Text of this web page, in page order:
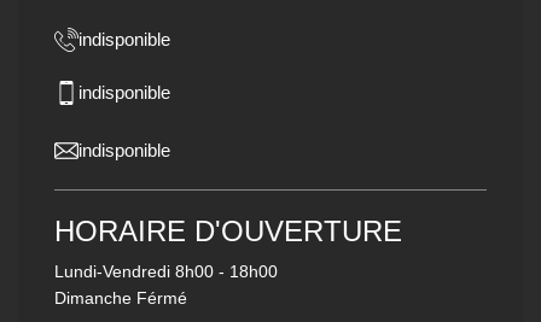
indisponible
indisponible
indisponible
HORAIRE D'OUVERTURE
Lundi-Vendredi 8h00 - 18h00
Dimanche Férmé